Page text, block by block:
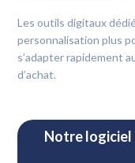
Les outils digitaux
personnalisation plus
s’adapter rapidement
d’achat.
Notre